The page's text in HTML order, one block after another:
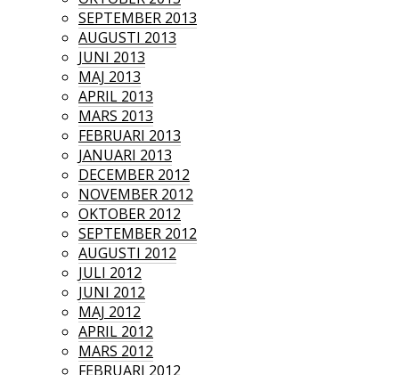
SEPTEMBER 2013
AUGUSTI 2013
JUNI 2013
MAJ 2013
APRIL 2013
MARS 2013
FEBRUARI 2013
JANUARI 2013
DECEMBER 2012
NOVEMBER 2012
OKTOBER 2012
SEPTEMBER 2012
AUGUSTI 2012
JULI 2012
JUNI 2012
MAJ 2012
APRIL 2012
MARS 2012
FEBRUARI 2012